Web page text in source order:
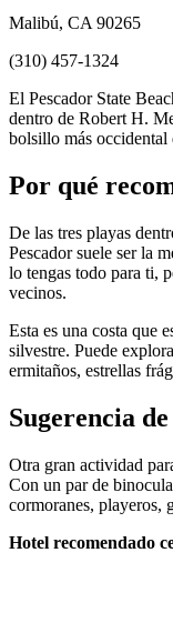
Malibú, CA 90265
(310) 457-1324
El Pescador State
dentro de Robert H.
bolsillo más occidental
Por qué
De las tres playas
Pescador suele ser la
lo tengas todo para ti,
vecinos.
Esta es una costa que
silvestre. Puede
ermitaños, estrellas
Sugerencia
Otra gran actividad
Con un par de
cormoranes, playeros,
Hotel recomendado